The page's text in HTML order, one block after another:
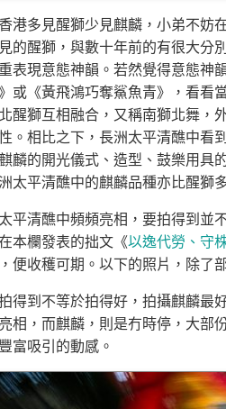
港多見醒獅少見麒麟，小弟不妨
的醒獅，與數十年前的有很大分
表現意態神韻。若然覺得意態神
或《黃飛鴻巧奪鯊魚青》，看看
醒獅互相融合，又稱南獅北舞，
。相比之下，長洲太平清醮中看
麟的開光儀式、造型、鼓樂用具
太平清醮中的麒麟品種亦比醒獅
平清醮中頻頻亮相，要拍得到並
本欄發表的拙文《以逸代勞、守
便收穫可期。以下的照片，除了
得到不等於拍得好，拍攝麒麟最
相，而麒麟，則是冇時停，大部
富吸引的動感。